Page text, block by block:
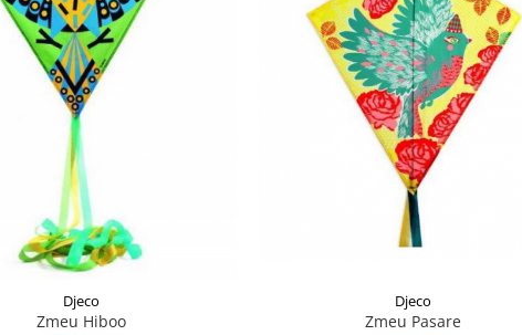
Djeco
Zmeu Hiboo
Djeco
Zmeu Pasare